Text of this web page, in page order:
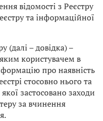
відомості з Реєстру
та інформаційної
(далі – довідка) –
користувачем в
про наявність
стосовно нього та
застосовано заходи
за вчинення